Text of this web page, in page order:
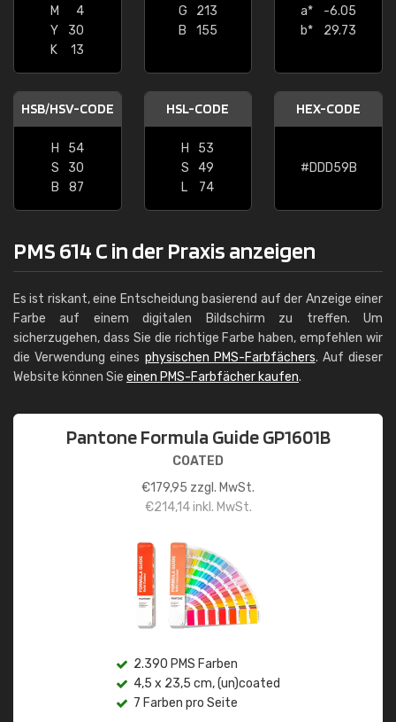
M
4
Y
30
K
13
G
213
B
155
a*
-6.05
b*
29.73
HSB/HSV-CODE
H
54
S
30
B
87
HSL-CODE
H
53
S
49
L
74
HEX-CODE
#DDD59B
PMS 614 C in der Praxis anzeigen
Es ist riskant, eine Entscheidung basierend auf der Anzeige einer
Farbe auf einem digitalen Bildschirm zu treffen. Um
sicherzugehen, dass Sie die richtige Farbe haben, empfehlen wir
die Verwendung eines physischen PMS-Farbfächers. Auf dieser
Website können Sie einen PMS-Farbfächer kaufen.
Pantone Formula Guide GP1601B
COATED
€179,95 zzgl. MwSt.
€214,14inkl. MwSt.
2.390 PMS Farben
4,5 x 23,5 cm, (un)coated
7 Farben pro Seite